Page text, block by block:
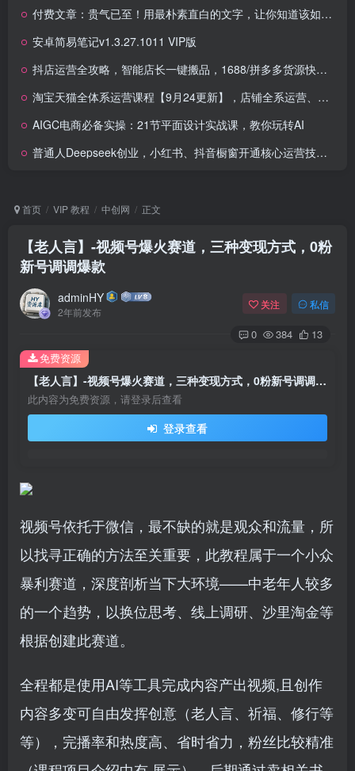
付费文章：贵气已至！用最朴素直白的文字，让你知道该如何接住这一次时代的泼天富贵！
安卓简易笔记v1.3.27.1011 VIP版
抖店运营全攻略，智能店长一键搬品，1688/拼多多货源快速上架
淘宝天猫全体系运营课程【9月24更新】，店铺全系运营、动销玩法、擦边球玩法等等
AIGC电商必备实操：21节平面设计实战课，教你玩转AI
普通人Deepseek创业，小红书、抖音橱窗开通核心运营技巧，打通创作到变现全链路
首页 VIP 教程 中创网 正文
【老人言】-视频号爆火赛道，三种变现方式，0粉
新号调调爆款
adminHY
2年前发布
关注 私信
0 384 13
【老人言】-视频号爆火赛道，三种变现方式，0粉新号调调爆款
此内容为免费资源，请登录后查看
登录查看
免费资源
视频号依托于微信，最不缺的就是观众和流量，所
以找寻正确的方法至关重要，此教程属于一个小众
暴利赛道，深度剖析当下大环境——中老年人较多
的一个趋势，以换位思考、线上调研、沙里淘金等
根据创建此赛道。
全程都是使用AI等工具完成内容产出视频,且创作
内容多变可自由发挥创意（老人言、祈福、修行等
等），完播率和热度高、省时省力，粉丝比较精准